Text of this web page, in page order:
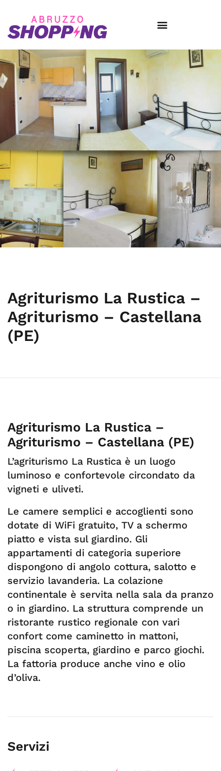
Agriturismo La Rustica –
Agriturismo – Castellana
(PE)
Agriturismo La Rustica –
Agriturismo – Castellana (PE)
L’agriturismo La Rustica è un luogo
luminoso e confortevole circondato da
vigneti e uliveti.
Le camere semplici e accoglienti sono
dotate di WiFi gratuito, TV a schermo
piatto e vista sul giardino. Gli
appartamenti di categoria superiore
dispongono di angolo cottura, salotto e
servizio lavanderia. La colazione
continentale è servita nella sala da pranzo
o in giardino. La struttura comprende un
ristorante rustico regionale con vari
confort come caminetto in mattoni,
piscina scoperta, giardino e parco giochi.
La fattoria produce anche vino e olio
d’oliva.
Servizi